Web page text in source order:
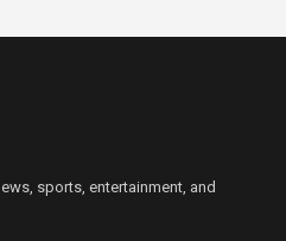
sports, entertainment, and